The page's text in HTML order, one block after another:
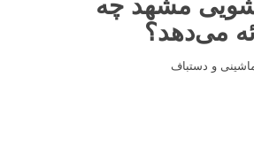
می‌دهد؟
و دستباف